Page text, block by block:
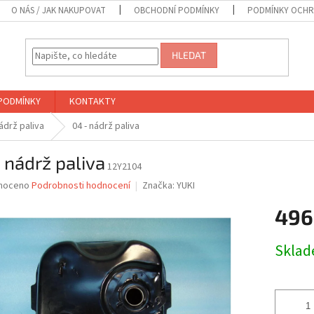
O NÁS / JAK NAKUPOVAT OBCHODNÍ PODMÍNKY PODMÍNKY
HLEDAT
KONTAKTY
paliva 04 - nádrž paliva
paliva 12Y2104
Podrobnosti hodnocení Značka: YUKI
cena: